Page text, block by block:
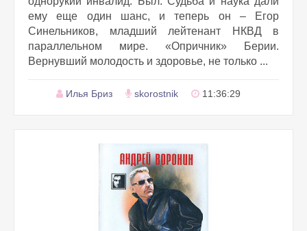
ему еще один шанс, и теперь он – Егор
Синельников, младший лейтенант НКВД в
параллельном мире. «Опричник» Берии.
Вернувший молодость и здоровье, не только ...
Илья Бриз skorostnik 11:36:29